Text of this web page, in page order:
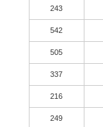
243
542
505
337
216
249